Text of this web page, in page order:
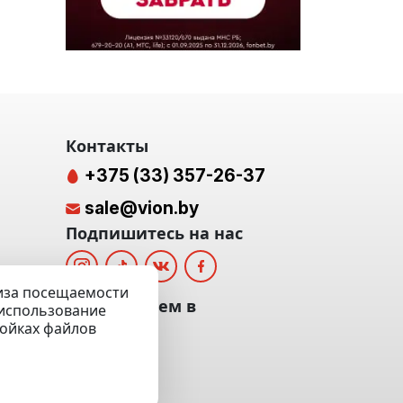
посещаемости
файлов
Контакты
+375 (33) 357-26-37
sale@vion.by
Подпишитесь на нас
Мы отвечаем в